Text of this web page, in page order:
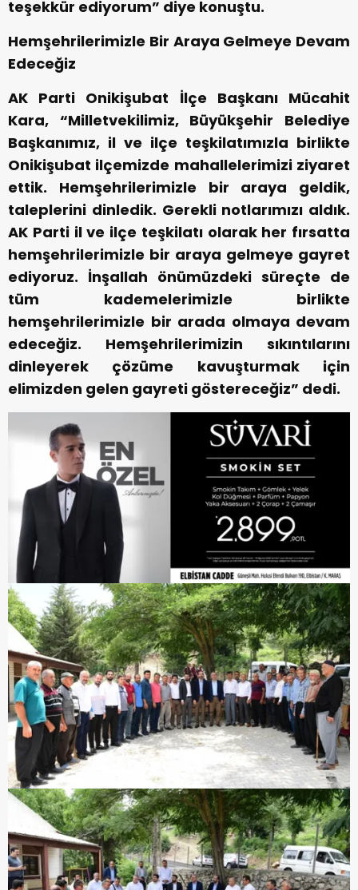
teşekkür ediyorum” diye konuştu.
Hemşehrilerimizle Bir Araya Gelmeye Devam
Edeceğiz
AK Parti Onikişubat İlçe Başkanı Mücahit
Kara, “Milletvekilimiz, Büyükşehir Belediye
Başkanımız, il ve ilçe teşkilatımızla birlikte
Onikişubat ilçemizde mahallelerimizi ziyaret
ettik. Hemşehrilerimizle bir araya geldik,
taleplerini dinledik. Gerekli notlarımızı aldık.
AK Parti il ve ilçe teşkilatı olarak her fırsatta
hemşehrilerimizle bir araya gelmeye gayret
ediyoruz. İnşallah önümüzdeki süreçte de
tüm kademelerimizle birlikte
hemşehrilerimizle bir arada olmaya devam
edeceğiz. Hemşehrilerimizin sıkıntılarını
dinleyerek çözüme kavuşturmak için
elimizden gelen gayreti göstereceğiz” dedi.